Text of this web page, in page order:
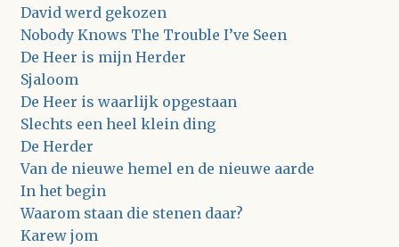
David werd gekozen
Nobody Knows The Trouble I’ve Seen
De Heer is mijn Herder
Sjaloom
De Heer is waarlijk opgestaan
Slechts een heel klein ding
De Herder
Van de nieuwe hemel en de nieuwe aarde
In het begin
Waarom staan die stenen daar?
Karew jom